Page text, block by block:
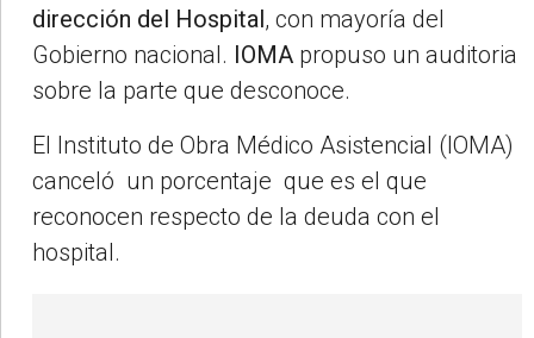
dirección del Hospital , con mayoría del
Gobierno nacional. IOMA propuso un auditoria
sobre la parte que desconoce.
El Instituto de Obra Médico Asistencial (IOMA)
canceló un porcentaje que es el que
reconocen respecto de la deuda con el
hospital.